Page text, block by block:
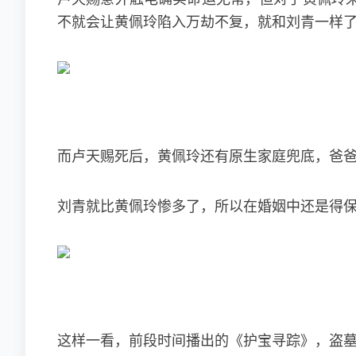
不就会让黄佩玲陷入万劫不复，就和刘青一样
而卢天赐死后，黄佩玲还有原生家庭兜底，爸
刘青就比黄佩玲惨多了，所以在婚姻中还是得
这样一看，前段时间播出的《护宝寻踪》，盗